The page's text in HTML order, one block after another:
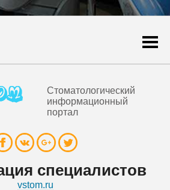
Стоматологический
информационный
портал
специалистов
vstom.ru